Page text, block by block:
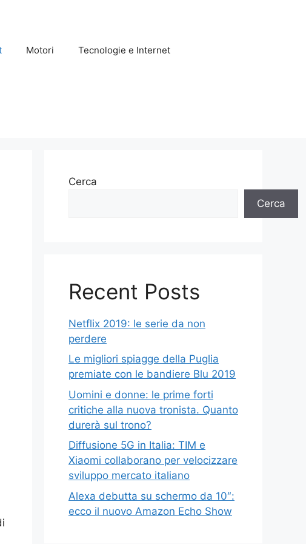
Motori Tecnologie e Internet
Cerca
Cerca
Recent Posts
Netflix 2019: le serie da non
perdere
Le migliori spiagge della Puglia
premiate con le bandiere Blu 2019
Uomini e donne: le prime forti
critiche alla nuova tronista. Quanto
durerà sul trono?
Diffusione 5G in Italia: TIM e
Xiaomi collaborano per velocizzare
sviluppo mercato italiano
Alexa debutta su schermo da 10″:
ecco il nuovo Amazon Echo Show